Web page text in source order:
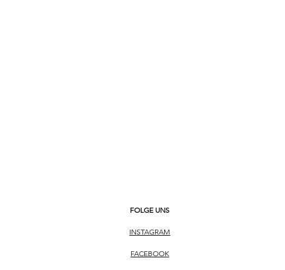
FOLGE UNS
INSTAGRAM
FACEBOOK